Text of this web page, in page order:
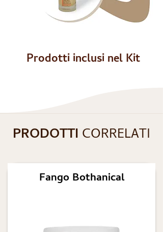
Prodotti inclusi nel Kit
PRODOTTI CORRELATI
Fango Bothanical